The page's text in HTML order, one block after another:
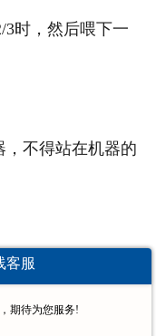
时，然后喂下一
不得站在机器的
机器有异音，应
机器。定期检查
客服
期待为您服务!